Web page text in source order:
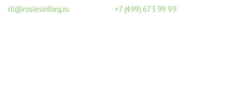
rli@roslesinforg.ru +7 (499) 673 99 99